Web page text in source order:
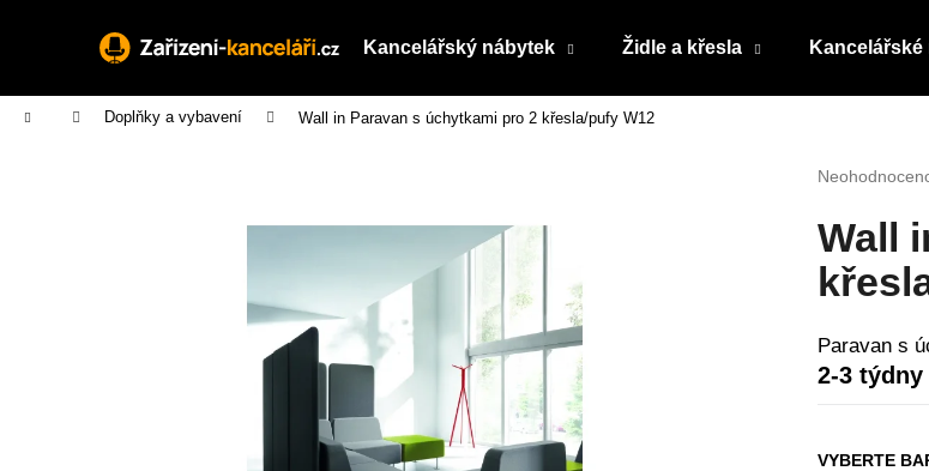
Kancelářský nábytek Židle a křesla Kancelářské
Domů Doplňky a vybavení Wall in Paravan s úchytkami pro 2 křesla/pufy W12
Průměrné
produktu
je
0,0
hvězdiček.
Wall
Paravan s
2-3 týdny
VYBERTE
Zpět
do
Zpět
do
Co potřebujete najít?
HLEDAT